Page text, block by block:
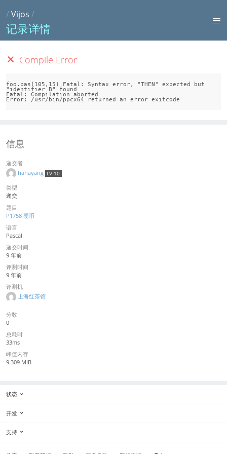
/Vijos /
记录详情
Compile Error
foo.pas(105,15) Fatal: Syntax error, "THEN" expected but
"identifier B" found
Fatal: Compilation aborted
信息
递交者
hahayang LV 10
类型
递交
题目
P1758 硬币
语言
Pascal
递交时间
9 年前
评测时间
9 年前
评测机
上海红茶馆
分数
0
总耗时
33ms
峰值内存
9.309 MiB
状态
开发
支持